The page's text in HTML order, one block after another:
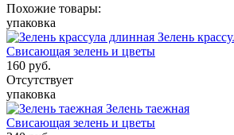
Похожие товары:
упаковка
Зелень
Свисающая зелень и цветы
160 руб.
Отсутствует
упаковка
Зелень таежная
Свисающая зелень и цветы